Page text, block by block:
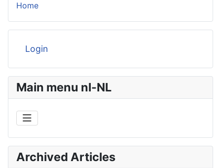
Home
Login
Main menu nl-NL
Archived Articles